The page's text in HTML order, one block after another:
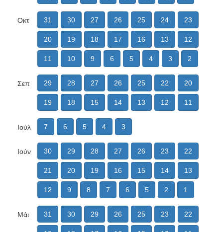
Οκτ 31 30 27 26 25 24 23
20 19 18 17 16 13 12
11 10 9 6 5 4 3 2
Σεπ 29 28 27 26 25 22 20
19 18 15 14 13 12 11
Ιούλ 7 6 5 4 3
Ιούν 30 29 28 27 26 23 22
21 20 19 16 15 14 13
12 9 8 7 6 5 2 1
Μάι 31 30 29 26 25 23 22